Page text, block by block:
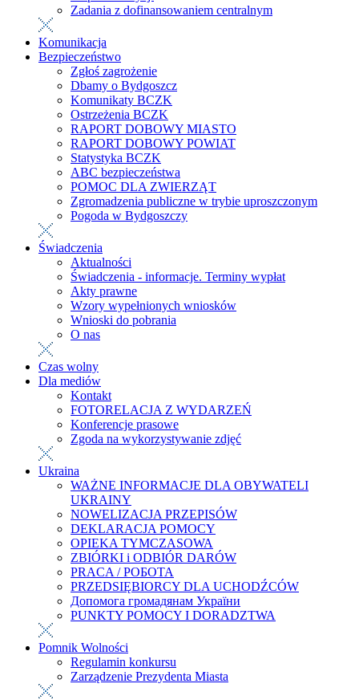
Zadania z dofinansowaniem centralnym
Komunikacja
Bezpieczeństwo
Zgłoś zagrożenie
Dbamy o Bydgoszcz
Komunikaty BCZK
Ostrzeżenia BCZK
RAPORT DOBOWY MIASTO
RAPORT DOBOWY POWIAT
Statystyka BCZK
ABC bezpieczeństwa
POMOC DLA ZWIERZĄT
Zgromadzenia publiczne w trybie uproszczonym
Pogoda w Bydgoszczy
Świadczenia
Aktualności
Świadczenia - informacje. Terminy wypłat
Akty prawne
Wzory wypełnionych wniosków
Wnioski do pobrania
O nas
Czas wolny
Dla mediów
Kontakt
FOTORELACJA Z WYDARZEŃ
Konferencje prasowe
Zgoda na wykorzystywanie zdjęć
Ukraina
WAŻNE INFORMACJE DLA OBYWATELI
UKRAINY
NOWELIZACJA PRZEPISÓW
DEKLARACJA POMOCY
OPIEKA TYMCZASOWA
ZBIÓRKI i ODBIÓR DARÓW
PRACA / РОБОТА
PRZEDSIĘBIORCY DLA UCHODŹCÓW
Допомога громадянам України
PUNKTY POMOCY I DORADZTWA
Pomnik Wolności
Regulamin konkursu
Zarządzenie Prezydenta Miasta